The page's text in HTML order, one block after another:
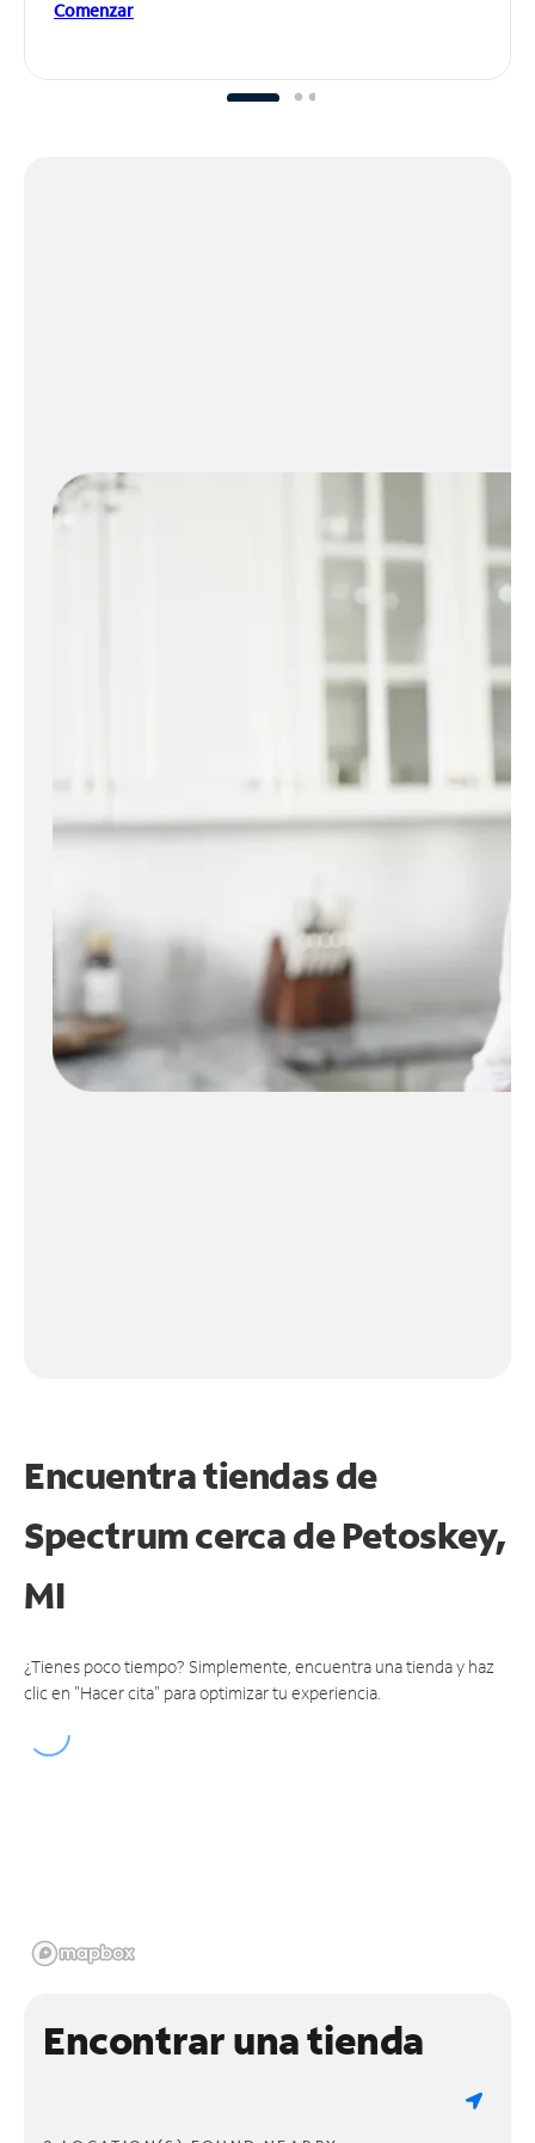
Comenzar
Encuentra tiendas de
Spectrum cerca dePetoskey,
MI
¿Tienes poco tiempo? Simplemente, encuentra una tienda y haz
clic en "Hacer cita" para optimizar tu experiencia.
Encontrar una tienda